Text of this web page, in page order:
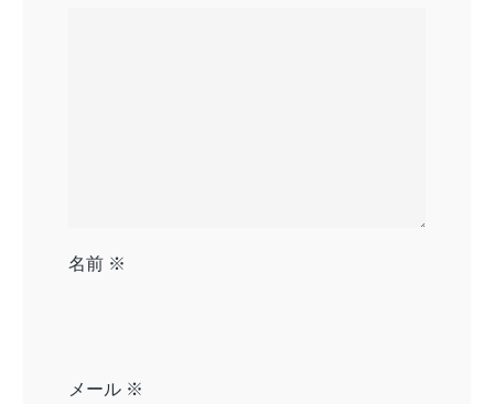
名前 ※
メール ※